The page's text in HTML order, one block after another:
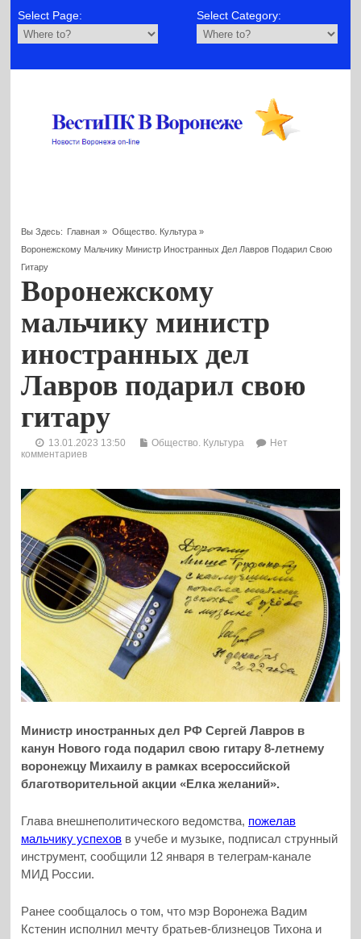
Select Page: Select Category:
Вы Здесь: Главная » Общество. Культура»
Воронежскому Мальчику Министр Иностранных Дел Лавров Подарил Свою
Гитару
Воронежскому
мальчику министр
иностранных дел
Лавров подарил свою
гитару
13.01.2023 13:50 Общество. Культура
Нет
комментариев
Министр иностранных дел РФ Сергей Лавров в
канун Нового года подарил свою гитару 8-летнему
воронежцу Михаилу в рамках всероссийской
благотворительной акции «Елка желаний».
Глава внешнеполитического ведомства, пожелав
мальчику успехов в учебе и музыке, подписал струнный
инструмент, сообщили 12 января в телеграм-канале
МИД России.
Ранее сообщалось о том, что мэр Воронежа Вадим
Кстенин исполнил мечту братьев-близнецов Тихона и